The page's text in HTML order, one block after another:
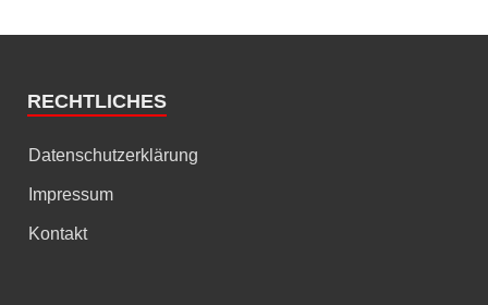
RECHTLICHES
Datenschutzerklärung
Impressum
Kontakt